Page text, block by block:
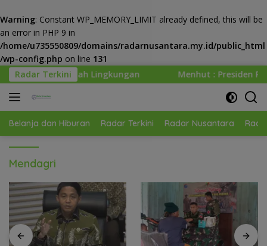
Warning: Constant WP_MEMORY_LIMIT already defined, this will be
an error in PHP 9 in
/home/u735550809/domains/radarnusantara.my.id/public_html
/wp-config.php on line 131
Langsung
ke
konten
Radar Terkini
Lingkungan Menhut : Presiden Prabowo Minta
Belanja dan Hiburan Radar Terkini Radar Nusantara
Mendagri